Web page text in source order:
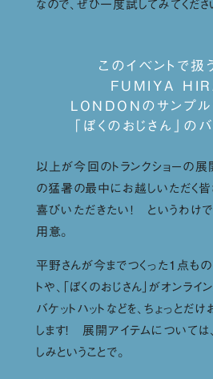
なので、ぜひ一度試してみてくださ
このイベントで扱
FUMIYA
LONDONのサンプル
「ぼくのおじさん」の
以上が今回のトランクショーの展
の猛暑の最中にお越しいただく皆
喜びいただきたい！ というわけで
用意。
平野さんが今までつくった１点も
トや、「ぼくのおじさん」がオンラ
バケットハットなどを、ちょっとだ
します！ 展開アイテムについて
しみということで。